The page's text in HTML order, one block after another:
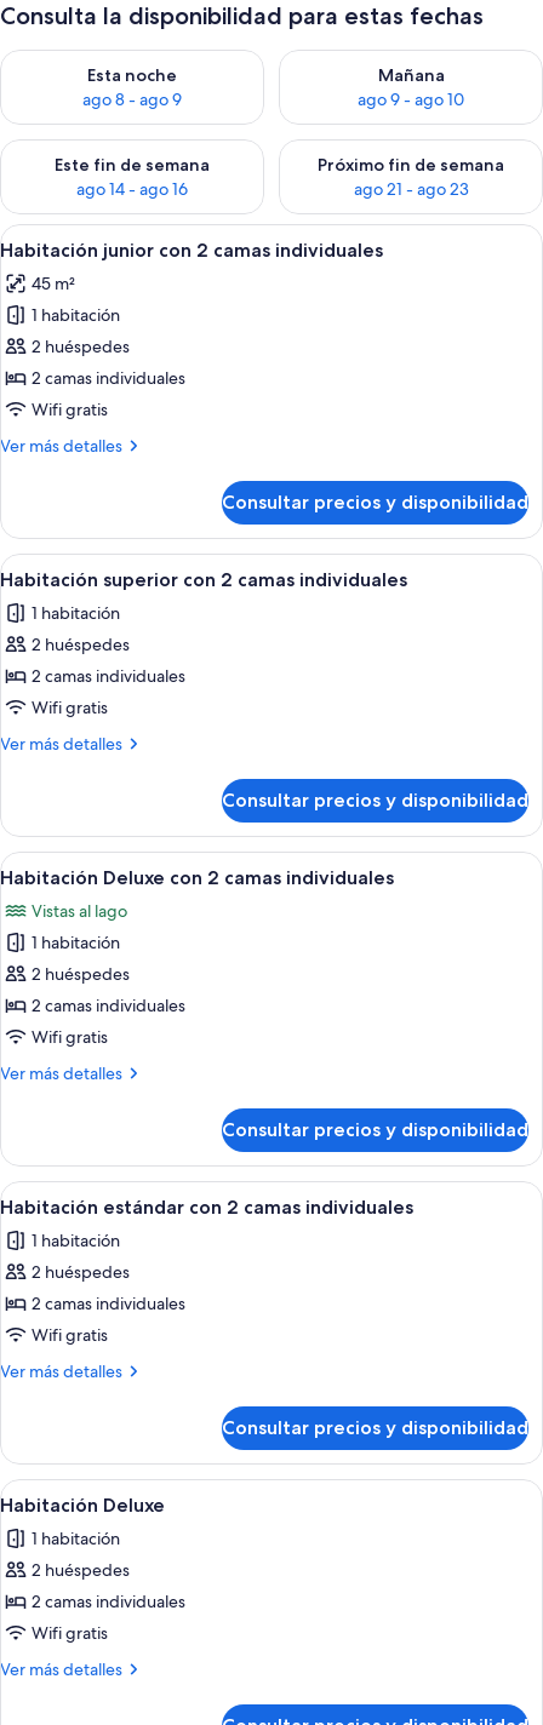
Consulta la disponibilidad para estas fechas
Esta noche
ago 8 - ago 9
Consulta la disponibilidad para esta noche, ago 8 - ago 9
Mañana
ago 9 - ago 10
Consulta la disponibilidad
Este fin de semana
ago 14 - ago 16
Consulta la disponibilidad para este fin de semana, ago 14 -
Próximo fin de semana
ago 21 - ago 23
Consulta la disponibilidad
Abrir
todas
las
fotos
de
Habitación
junior
2
Una habitación de hotel con dos
4
Habitación junior con 2 camas individuales
45 m²
1 habitación
2 huéspedes
2 camas individuales
Wifi gratis
Ver más detalles
Más
junior
con
2
individuales
Consultar precios y disponibilidad
Abrir
todas
las
fotos
de
Habitación
superior
camas
individuales
Habitación de hotel con dos camas,
3
Habitación superior con 2 camas individuales
1 habitación
2 huéspedes
2 camas individuales
Wifi gratis
Ver más detalles
Más
superior
con
2
individuales
Consultar precios y disponibilidad
Abrir
todas
las
fotos
de
Habitación
Deluxe
2
Habitación de hotel con dos camas,
4
Habitación Deluxe con 2 camas individuales
Vistas al lago
1 habitación
2 huéspedes
2 camas individuales
Wifi gratis
Ver más detalles
Más
Deluxe
con
2
individuales
Consultar precios y disponibilidad
Abrir
todas
las
fotos
de
Habitación
estándar
camas
individuales
Habitación de hotel con dos camas,
3
Habitación estándar con 2 camas individuales
1 habitación
2 huéspedes
2 camas individuales
Wifi gratis
Ver más detalles
Más
estándar
con
2
individuales
Consultar precios y disponibilidad
Abrir
todas
las
fotos
de
Habitación
Deluxe
Habitación de hotel con dos camas,
4
Habitación Deluxe
1 habitación
2 huéspedes
2 camas individuales
Wifi gratis
Ver más detalles
Más